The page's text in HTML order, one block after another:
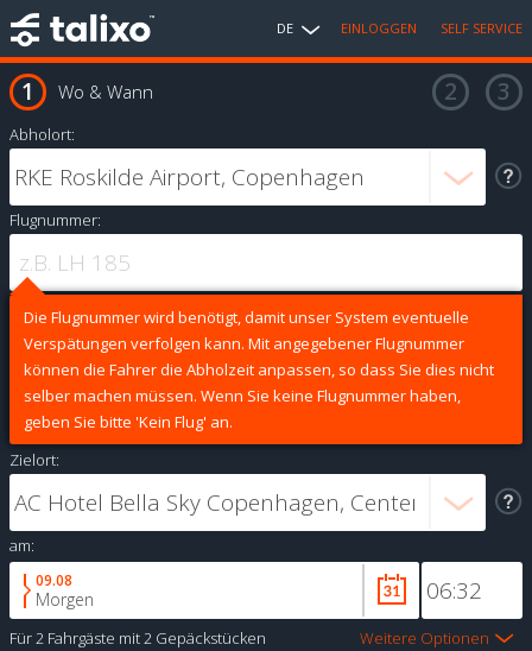
DE EINLOGGEN SELF SERVICE
Wo & Wann
Abholort:
Flugnummer:
Die Flugnummer wird benötigt, damit unser System eventuelle
Verspätungen verfolgen kann. Mit angegebener Flugnummer
können die Fahrer die Abholzeit anpassen, so dass Sie dies nicht
selber machen müssen. Wenn Sie keine Flugnummer haben,
geben Sie bitte 'Kein Flug' an.
Zielort:
am:
09.08
Morgen
Für2 Fahrgäste mit2 Gepäckstücken Weitere Optionen